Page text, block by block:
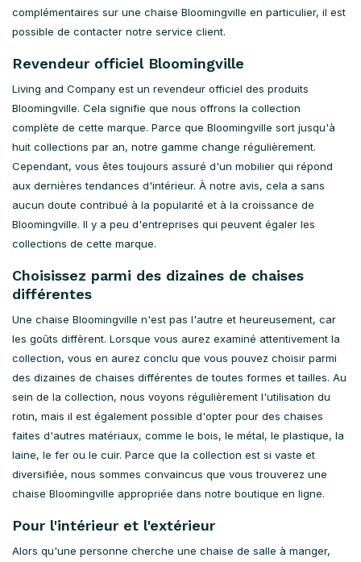
complémentaires sur une chaise Bloomingville en particulier, il est
possible de contacter notre service client.
Revendeur officiel Bloomingville
Living and Company est un revendeur officiel des produits
Bloomingville. Cela signifie que nous offrons la collection
complète de cette marque. Parce que Bloomingville sort jusqu'à
huit collections par an, notre gamme change régulièrement.
Cependant, vous êtes toujours assuré d'un mobilier qui répond
aux dernières tendances d'intérieur. À notre avis, cela a sans
aucun doute contribué à la popularité et à la croissance de
Bloomingville. Il y a peu d'entreprises qui peuvent égaler les
collections de cette marque.
Choisissez parmi des dizaines de chaises
différentes
Une chaise Bloomingville n'est pas l'autre et heureusement, car
les goûts diffèrent. Lorsque vous aurez examiné attentivement la
collection, vous en aurez conclu que vous pouvez choisir parmi
des dizaines de chaises différentes de toutes formes et tailles. Au
sein de la collection, nous voyons régulièrement l'utilisation du
rotin, mais il est également possible d'opter pour des chaises
faites d'autres matériaux, comme le bois, le métal, le plastique, la
laine, le fer ou le cuir. Parce que la collection est si vaste et
diversifiée, nous sommes convaincus que vous trouverez une
chaise Bloomingville appropriée dans notre boutique en ligne.
Pour l'intérieur et l'extérieur
Alors qu'une personne cherche une chaise de salle à manger,